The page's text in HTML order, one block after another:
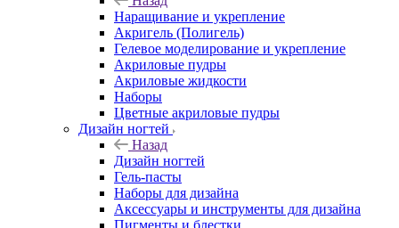
Наращивание и укрепление
Акригель (Полигель)
Гелевое моделирование и укрепление
Акриловые пудры
Акриловые жидкости
Наборы
Цветные акриловые пудры
Дизайн ногтей
Назад
Дизайн ногтей
Гель-пасты
Наборы для дизайна
Аксессуары и инструменты для дизайна
Пигменты и блестки